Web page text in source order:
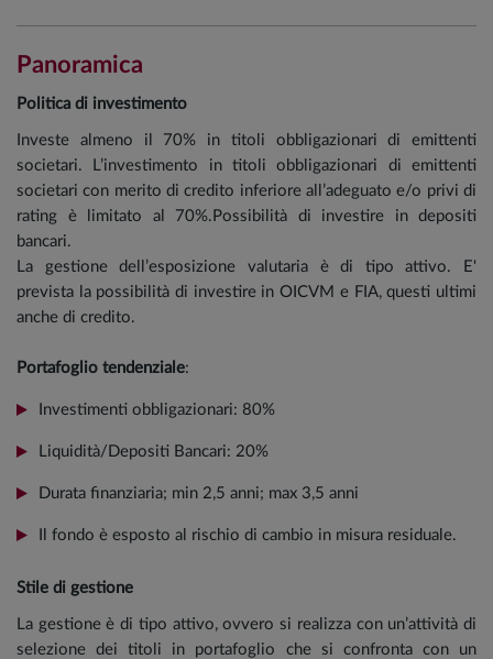
Panoramica
Politica di investimento
Investe almeno il 70% in titoli obbligazionari di emittenti
societari. L’investimento in titoli obbligazionari di emittenti
societari con merito di credito inferiore all’adeguato e/o privi di
rating è limitato al 70%.Possibilità di investire in depositi
bancari.
La gestione dell’esposizione valutaria è di tipo attivo. E'
prevista la possibilità di investire in OICVM e FIA, questi ultimi
anche di credito.
Portafoglio tendenziale:
Investimenti obbligazionari: 80%
Liquidità/Depositi Bancari: 20%
Durata finanziaria; min 2,5 anni; max 3,5 anni
Il fondo è esposto al rischio di cambio in misura residuale.
Stile di gestione
La gestione è di tipo attivo, ovvero si realizza con un’attività di
selezione dei titoli in portafoglio che si confronta con un